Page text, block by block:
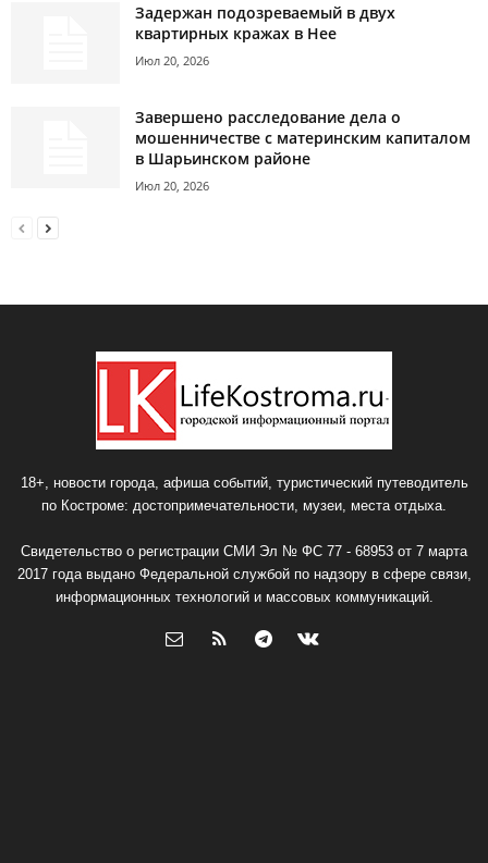
Задержан подозреваемый в двух
квартирных кражах в Нее
Июл 20, 2026
Завершено расследование дела о
мошенничестве с материнским капиталом
в Шарьинском районе
Июл 20, 2026
18+, новости города, афиша событий, туристический путеводитель
по Костроме: достопримечательности, музеи, места отдыха.
Свидетельство о регистрации СМИ Эл № ФС 77 - 68953 от 7 марта
2017 года выдано Федеральной службой по надзору в сфере связи,
информационных технологий и массовых коммуникаций.